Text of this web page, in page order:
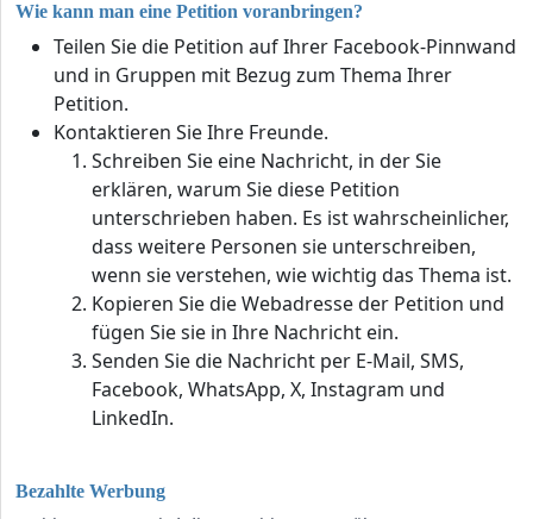
Wie kann man eine Petition voranbringen?
Teilen Sie die Petition auf Ihrer Facebook-Pinnwand
und in Gruppen mit Bezug zum Thema Ihrer
Petition.
Kontaktieren Sie Ihre Freunde.
Schreiben Sie eine Nachricht, in der Sie
erklären, warum Sie diese Petition
unterschrieben haben. Es ist wahrscheinlicher,
dass weitere Personen sie unterschreiben,
wenn sie verstehen, wie wichtig das Thema ist.
Kopieren Sie die Webadresse der Petition und
fügen Sie sie in Ihre Nachricht ein.
Senden Sie die Nachricht per E-Mail, SMS,
Facebook, WhatsApp, X, Instagram und
LinkedIn.
Bezahlte Werbung